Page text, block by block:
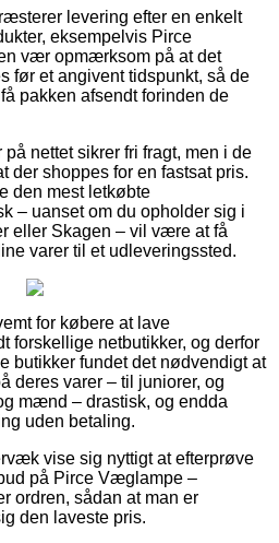
levering efter en enkelt
eksempelvis Pirce
vær opmærksom på at det
før et angivent tidspunkt, så de
pakken afsendt forinden de
nettet sikrer fri fragt, men i de
shoppes for en fastsat pris.
den mest letkøbte
– uanset om du opholder sig i
eller Skagen – vil være at få
varer til et udleveringssted.
for købere at lave
forskellige netbutikker, og derfor
butikker fundet det nødvendigt at
deres varer – til juniorer, og
mænd – drastisk, og endda
uden betaling.
vise sig nyttigt at efterprøve
på Pirce Væglampe –
ordren, sådan at man er
den laveste pris.